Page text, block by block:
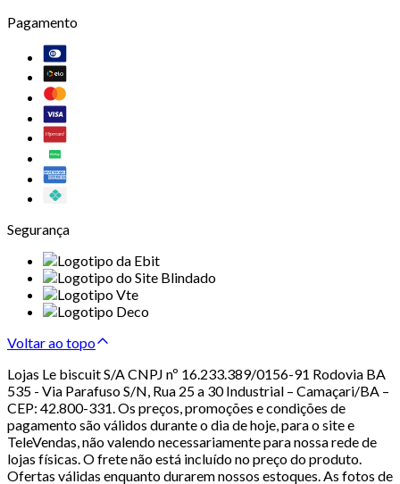
Pagamento
Segurança
Voltar ao topo
Lojas Le biscuit S/A CNPJ nº 16.233.389/0156-91 Rodovia BA
535 - Via Parafuso S/N, Rua 25 a 30 Industrial – Camaçari/BA –
CEP: 42.800-331. Os preços, promoções e condições de
pagamento são válidos durante o dia de hoje, para o site e
TeleVendas, não valendo necessariamente para nossa rede de
lojas físicas. O frete não está incluído no preço do produto.
Ofertas válidas enquanto durarem nossos estoques. As fotos de